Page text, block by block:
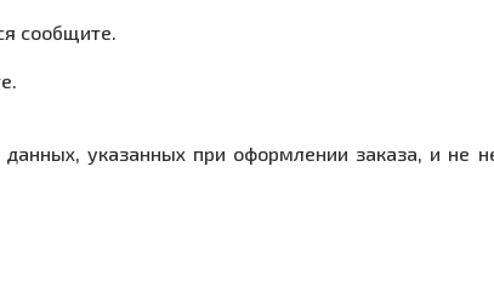
сообщите.
указанных при оформлении заказа, и не